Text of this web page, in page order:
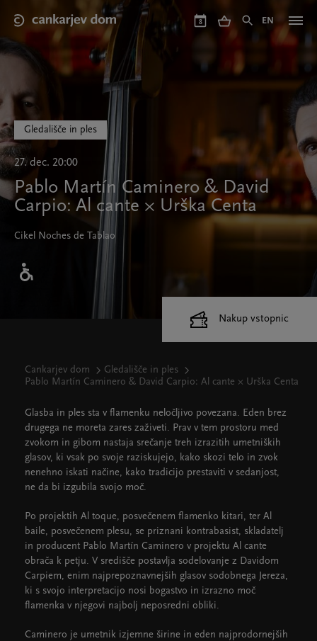
main
content
8 EN
Gledališče in ples
27. dec. 20:00
Pablo Martín Caminero & David
Carpio: Al cante × Urška Centa
Cikel Noches de Tablao
Cankarjev dom
Gledališče in ples
Pablo Martín Caminero & David Carpio: Al cante × Urška Centa
Glasba in ples sta v flamenku neločljivo povezana. Eden brez
drugega ne moreta zares zaživeti. Prav v tem prostoru med
zvokom in gibom nastaja srečanje treh izrazitih umetniških
glasov, ki vsak po svoje raziskujejo, kako skozi telo in zvok
nenehno iskati načine, kako tradicijo prestaviti v sedanjost,
ne da bi izgubila svojo moč.
Po projektih Al toque, posvečenem flamenko kitari, ter Al
baile, posvečenem plesu, se priznani kontrabasist, skladatelj
in producent Pablo Martín Caminero v projektu Al cante
obrača k petju. V središče postavlja sodelovanje z Davidom
Carpiem, enim najprepoznavnejših glasov sodobnega Jereza,
ki s svojo interpretacijo nosi bogastvo in izrazno moč
flamenka v njegovi najbolj neposredni obliki.
Caminero je umetnik izjemne širine in eden najprodornejših
Nakup vstopnic